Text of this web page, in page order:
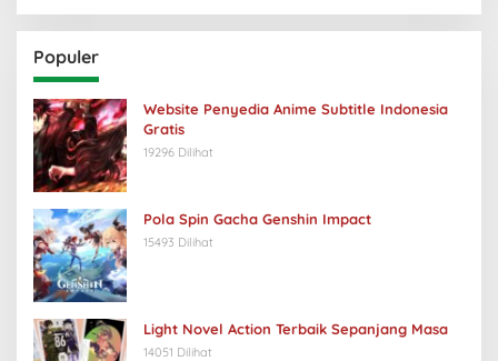
Populer
Website Penyedia Anime Subtitle Indonesia
Gratis
19296 Dilihat
Pola Spin Gacha Genshin Impact
15493 Dilihat
Light Novel Action Terbaik Sepanjang Masa
14051 Dilihat